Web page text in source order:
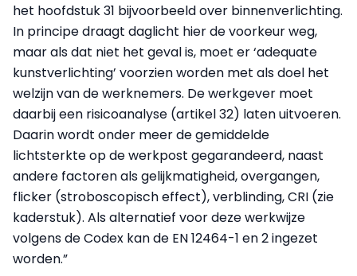
het hoofdstuk 31 bijvoorbeeld over binnenverlichting.
In principe draagt daglicht hier de voorkeur weg,
maar als dat niet het geval is, moet er ‘adequate
kunstverlichting’ voorzien worden met als doel het
welzijn van de werknemers. De werkgever moet
daarbij een risicoanalyse (artikel 32) laten uitvoeren.
Daarin wordt onder meer de gemiddelde
lichtsterkte op de werkpost gegarandeerd, naast
andere factoren als gelijkmatigheid, overgangen,
flicker (stroboscopisch effect), verblinding, CRI (zie
kaderstuk). Als alternatief voor deze werkwijze
volgens de Codex kan de EN 12464-1 en 2 ingezet
worden.”